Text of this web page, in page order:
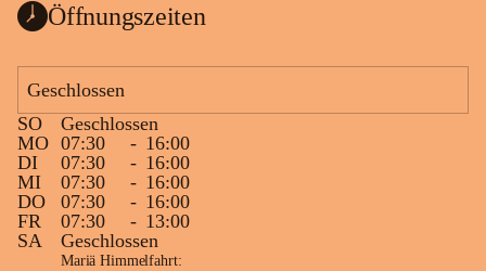
Öffnungszeiten
Geschlossen
SO
Geschlossen
MO 07:30 - 16:00
DI
07:30 - 16:00
MI
07:30 - 16:00
DO
07:30 - 16:00
FR
07:30 - 13:00
SA
Geschlossen
Mariä Himmelfahrt: